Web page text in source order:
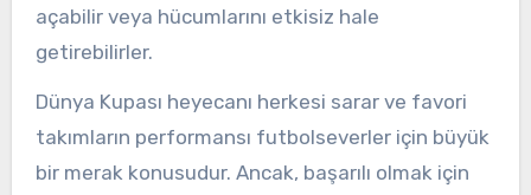
açabilir veya hücumlarını etkisiz hale
getirebilirler.
Dünya Kupası heyecanı herkesi sarar ve favori
takımların performansı futbolseverler için büyük
bir merak konusudur. Ancak, başarılı olmak için